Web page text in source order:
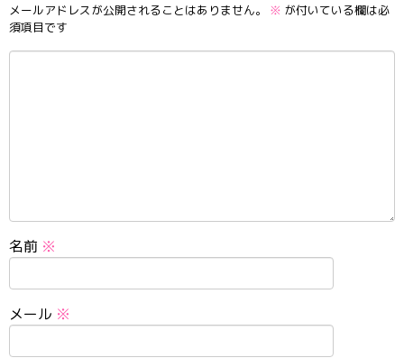
メールアドレスが公開されることはありません。 ※ が付いている欄は必
須項目です
名前 ※
メール ※